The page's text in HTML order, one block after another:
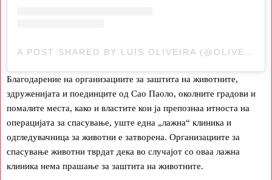
A POST SHARED BY LUIS OLIVEIRA (@OLIVEIRAONG)
Благодарение на организациите за заштита на животните,
здруженијата и поединците од Сао Паоло, околните градови и
помалите места, како и властите кои ја препознаа итноста на
операцијата за спасување, уште една „лажна“ клиника и
одгледувачница за животни е затворена. Организациите за
спасување животни тврдат дека во случајот со оваа лажна
клиника нема прашање за заштита на животните.